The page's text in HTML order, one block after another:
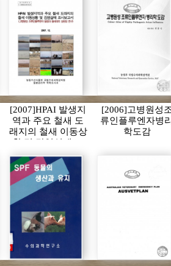
[2007]HPAI 발생지
역과 주요 철새 도
래지의 철새 이동상
황 및 감염실태 조
[2006]고병원성
류인플루엔자병리
학도감